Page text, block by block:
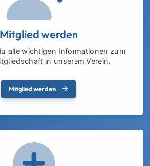
Mitglied werden
alle wichtigen Informationen zum
in unserem Verein.
Mitglied werden